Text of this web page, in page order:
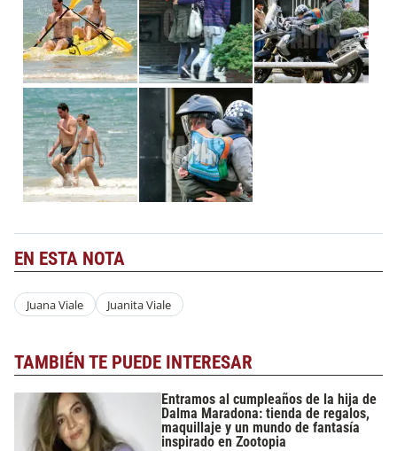
EN ESTA NOTA
Juana Viale Juanita Viale
TAMBIÉN TE PUEDE INTERESAR
Entramos al cumpleaños de la hija de
Dalma Maradona: tienda de regalos,
maquillaje y un mundo de fantasía
inspirado en Zootopia